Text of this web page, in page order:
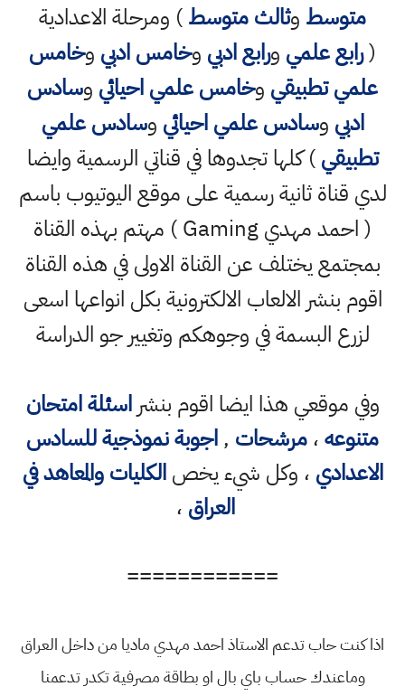
متوسط وثالث متوسط) ومرحلة الاعدادية
(رابع علمي ورابع ادبي وخامس ادبي وخامس
علمي تطبيقي وخامس علمي احيائي وسادس
ادبي وسادس علمي احيائي وسادس علمي
تطبيقي) كلها تجدوها في قناتي الرسمية وايضا
لدي قناة ثانية رسمية على موقع اليوتيوب باسم
( احمد مهدي Gaming ) مهتم بهذه القناة
بمجتمع يختلف عن القناة الاولى في هذه القناة
اقوم بنشر الالعاب الالكترونية بكل انواعها اسعى
لزرع البسمة في وجوهكم وتغيير جو الدراسة
وفي موقعي هذا ايضا اقوم بنشراسئلة امتحان
متنوعه،مرشحات ,اجوبة نموذجية للسادس
الاعدادي ، وكل شيء يخصالكليات والمعاهد في
العراق ،
============
اذا كنت حاب تدعم الاستاذ احمد مهدي ماديا من داخل العراق
وماعندك حساب باي بال او بطاقة مصرفية تكدر تدعمنا